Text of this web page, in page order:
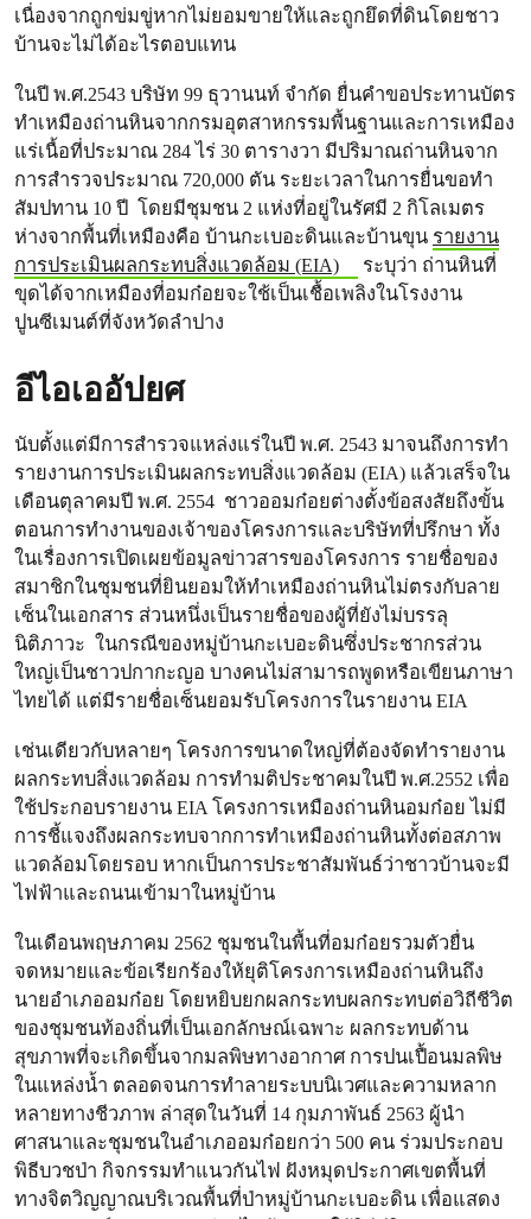
เนื่องจากถูกข่มขู่หากไม่ยอมขายให้และถูกยึดที่ดินโดยชาว
บ้านจะไม่ได้อะไรตอบแทน
ในปี พ.ศ.2543 บริษัท 99 ธุวานนท์ จำกัด ยื่นคำขอประทานบัตร
ทำเหมืองถ่านหินจากกรมอุตสาหกรรมพื้นฐานและการเหมือง
แร่เนื้อที่ประมาณ 284 ไร่ 30 ตารางวา มีปริมาณถ่านหินจาก
การสำรวจประมาณ 720,000 ตัน ระยะเวลาในการยื่นขอทำ
สัมปทาน 10 ปี โดยมีชุมชน 2 แห่งที่อยู่ในรัศมี 2 กิโลเมตร
ห่างจากพื้นที่เหมืองคือ บ้านกะเบอะดินและบ้านขุน รายงาน
การประเมินผลกระทบสิ่งแวดล้อม (EIA)
ระบุว่า ถ่านหินที่
ขุดได้จากเหมืองที่อมก๋อยจะใช้เป็นเชื้อเพลิงในโรงงาน
ปูนซีเมนต์ที่จังหวัดลำปาง
อีไอเออัปยศ
นับตั้งแต่มีการสำรวจแหล่งแร่ในปี พ.ศ. 2543 มาจนถึงการทำ
รายงานการประเมินผลกระทบสิ่งแวดล้อม (EIA) แล้วเสร็จใน
เดือนตุลาคมปี พ.ศ. 2554 ชาวออมก๋อยต่างตั้งข้อสงสัยถึงขั้น
ตอนการทำงานของเจ้าของโครงการและบริษัทที่ปรึกษา ทั้ง
ในเรื่องการเปิดเผยข้อมูลข่าวสารของโครงการ รายชื่อของ
สมาชิกในชุมชนที่ยินยอมให้ทำเหมืองถ่านหินไม่ตรงกับลาย
เซ็นในเอกสาร ส่วนหนึ่งเป็นรายชื่อของผู้ที่ยังไม่บรรลุ
นิติภาวะ ในกรณีของหมู่บ้านกะเบอะดินซึ่งประชากรส่วน
ใหญ่เป็นชาวปกากะญอ บางคนไม่สามารถพูดหรือเขียนภาษา
ไทยได้ แต่มีรายชื่อเซ็นยอมรับโครงการในรายงาน EIA
เช่นเดียวกับหลายๆ โครงการขนาดใหญ่ที่ต้องจัดทำรายงาน
ผลกระทบสิ่งแวดล้อม การทำมติประชาคมในปี พ.ศ.2552 เพื่อ
ใช้ประกอบรายงาน EIA โครงการเหมืองถ่านหินอมก๋อย ไม่มี
การชี้แจงถึงผลกระทบจากการทำเหมืองถ่านหินทั้งต่อสภาพ
แวดล้อมโดยรอบ หากเป็นการประชาสัมพันธ์ว่าชาวบ้านจะมี
ไฟฟ้าและถนนเข้ามาในหมู่บ้าน
ในเดือนพฤษภาคม 2562 ชุมชนในพื้นที่อมก๋อยรวมตัวยื่น
จดหมายและข้อเรียกร้องให้ยุติโครงการเหมืองถ่านหินถึง
นายอำเภออมก๋อย โดยหยิบยกผลกระทบผลกระทบต่อวิถีชีวิต
ของชุมชนท้องถิ่นที่เป็นเอกลักษณ์เฉพาะ ผลกระทบด้าน
สุขภาพที่จะเกิดขึ้นจากมลพิษทางอากาศ การปนเปื้อนมลพิษ
ในแหล่งน้ำ ตลอดจนการทำลายระบบนิเวศและความหลาก
หลายทางชีวภาพ ล่าสุดในวันที่ 14 กุมภาพันธ์ 2563 ผู้นำ
ศาสนา​และชุมชนในอำเภออมก๋อยกว่า 500 ​คน​ ร่วมประกอบ
พิธีบวชป่า กิจกรรมทำแนวกันไฟ ฝังหมุดประกาศเขตพื้นที่
ทางจิตวิญญาณบริเวณพื้นที่ป่าหมู่บ้านกะเบอะดิน เพื่อแสดง